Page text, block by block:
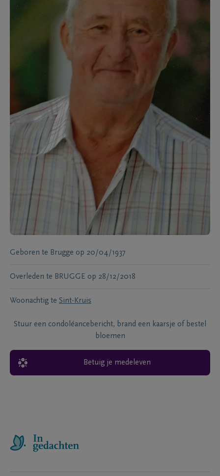
Geboren te Brugge op 20/04/1937
Overleden te BRUGGE op 28/12/2018
Woonachtig te Sint-Kruis
Stuur een condoléancebericht, brand een kaarsje of bestel
bloemen
Betuig je medeleven